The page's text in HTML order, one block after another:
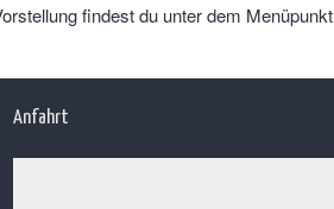
findest du unter dem Menüpunkt
Anfahrt